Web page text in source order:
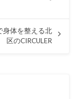
身体を整える北
区のCIRCULER